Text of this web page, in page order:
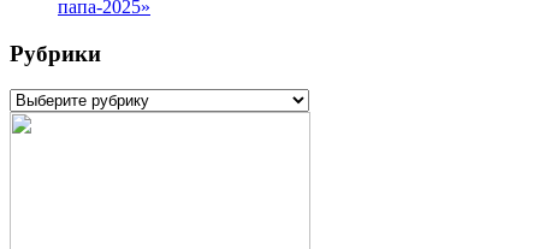
папа-2025»
Рубрики
Рубрики